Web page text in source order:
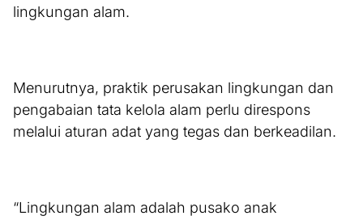
lingkungan alam.
Menurutnya, praktik perusakan lingkungan dan
pengabaian tata kelola alam perlu direspons
melalui aturan adat yang tegas dan berkeadilan.
“Lingkungan alam adalah pusako anak